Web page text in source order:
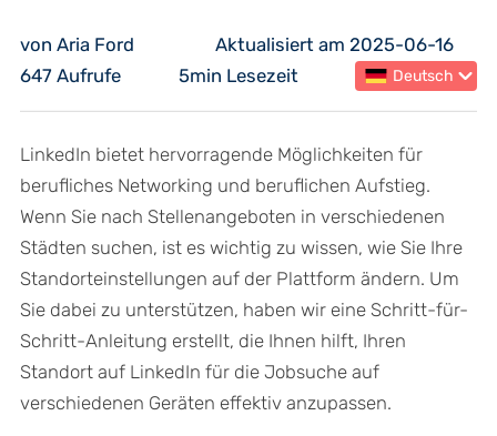
von Aria Ford
Aktualisiert am 2025-06-16
647 Aufrufe
5min Lesezeit Deutsch
LinkedIn bietet hervorragende Möglichkeiten für
berufliches Networking und beruflichen Aufstieg.
Wenn Sie nach Stellenangeboten in verschiedenen
Städten suchen, ist es wichtig zu wissen, wie Sie Ihre
Standorteinstellungen auf der Plattform ändern. Um
Sie dabei zu unterstützen, haben wir eine Schritt-für-
Schritt-Anleitung erstellt, die Ihnen hilft, Ihren
Standort auf LinkedIn für die Jobsuche auf
verschiedenen Geräten effektiv anzupassen.